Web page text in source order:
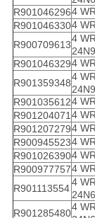
R9010462964
R9010463304
R900709613
4
R9010463294
R901359348
4
R9010356124
R901204071 4
R9012072794
R9009455234
R9010263904
R9009777574
R901113554
4
R901285480
4